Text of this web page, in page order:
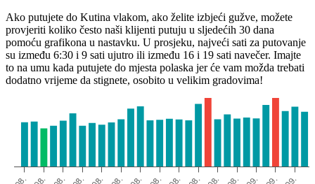
Ako putujete do Kutina vlakom, ako želite izbjeći gužve, možete
provjeriti koliko često naši klijenti putuju u sljedećih 30 dana
pomoću grafikona u nastavku. U prosjeku, najveći sati za putovanje
su između 6:30 i 9 sati ujutro ili između 16 i 19 sati navečer. Imajte
to na umu kada putujete do mjesta polaska jer će vam možda trebati
dodatno vrijeme da stignete, osobito u velikim gradovima!